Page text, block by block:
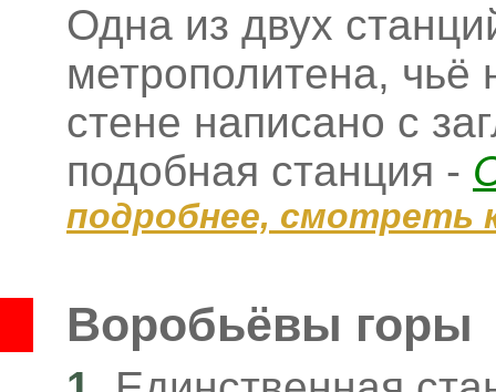
Одна из двух
метрополитена, чьё
стене написано с
подобная станция -
подробнее, смотреть
Воробьёвы горы